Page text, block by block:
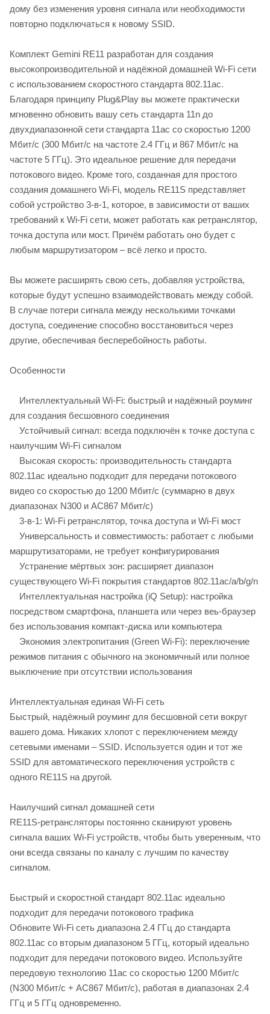
дому без изменения уровня сигнала или необходимости
повторно подключаться к новому SSID.
Комплект Gemini RE11 разработан для создания
высокопроизводительной и надёжной домашней Wi-Fi сети
с использованием скоростного стандарта 802.11ac.
Благодаря принципу Plug&Play вы можете практически
мгновенно обновить вашу сеть стандарта 11n до
двухдиапазонной сети стандарта 11ac со скоростью 1200
Мбит/с (300 Мбит/с на частоте 2.4 ГГц и 867 Мбит/с на
частоте 5 ГГц). Это идеальное решение для передачи
потокового видео. Кроме того, созданная для простого
создания домашнего Wi-Fi, модель RE11S представляет
собой устройство 3-в-1, которое, в зависимости от ваших
требований к Wi-Fi сети, может работать как ретранслятор,
точка доступа или мост. Причём работать оно будет с
любым маршрутизатором – всё легко и просто.
Вы можете расширять свою сеть, добавляя устройства,
которые будут успешно взаимодействовать между собой.
В случае потери сигнала между несколькими точками
доступа, соединение способно восстановиться через
другие, обеспечивая бесперебойность работы.
Особенности
Интеллектуальный Wi-Fi: быстрый и надёжный роуминг
для создания бесшовного соединения
Устойчивый сигнал: всегда подключён к точке доступа с
наилучшим Wi-Fi сигналом
Высокая скорость: производительность стандарта
802.11ac идеально подходит для передачи потокового
видео со скоростью до 1200 Мбит/с (суммарно в двух
диапазонах N300 и AC867 Мбит/с)
3-в-1: Wi-Fi ретранслятор, точка доступа и Wi-Fi мост
Универсальность и совместимость: работает с любыми
маршрутизаторами, не требует конфигурирования
Устранение мёртвых зон: расширяет диапазон
существующего Wi-Fi покрытия стандартов 802.11ac/a/b/g/n
Интеллектуальная настройка (iQ Setup): настройка
посредством смартфона, планшета или через веь-браузер
без использования компакт-диска или компьютера
Экономия электропитания (Green Wi-Fi): переключение
режимов питания с обычного на экономичный или полное
выключение при отсутствии использования
Интеллектуальная единая Wi-Fi сеть
Быстрый, надёжный роуминг для бесшовной сети вокруг
вашего дома. Никаких хлопот с переключением между
сетевыми именами – SSID. Используется один и тот же
SSID для автоматического переключения устройств с
одного RE11S на другой.
Наилучший сигнал домашней сети
RE11S-ретрансляторы постоянно сканируют уровень
сигнала ваших Wi-Fi устройств, чтобы быть уверенным, что
они всегда связаны по каналу с лучшим по качеству
сигналом.
Быстрый и скоростной стандарт 802.11ac идеально
подходит для передачи потокового трафика
Обновите Wi-Fi сеть диапазона 2.4 ГГц до стандарта
802.11ac со вторым диапазоном 5 ГГц, который идеально
подходит для передачи потокового видео. Используйте
передовую технологию 11ac со скоростью 1200 Мбит/с
(N300 Мбит/с + AC867 Мбит/с), работая в диапазонах 2.4
ГГц и 5 ГГц одновременно.